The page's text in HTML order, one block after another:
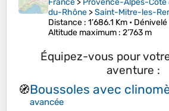
France > Provence-Alpes-Côte
du-Rhône >Saint-Mitre-les-
Distance : 1’686.1 Km •
Altitude maximum : 2’763 m
Équipez-vous pour
aventure :
🧭Boussoles avec
avancée